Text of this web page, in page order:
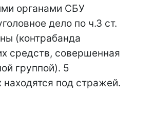
органами СБУ
дело по ч.3 ст.
(контрабанда
средств, совершенная
группой). 5
под стражей.